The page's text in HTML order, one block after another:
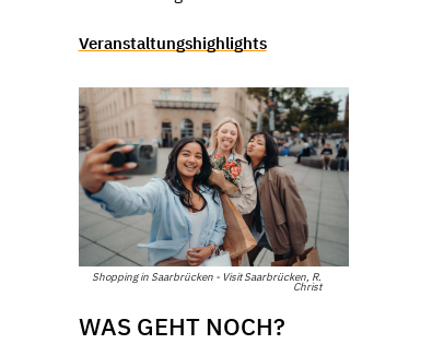
Veranstaltungshighlights
Shopping in Saarbrücken - Visit Saarbrücken, R.
Christ
WAS GEHT NOCH?